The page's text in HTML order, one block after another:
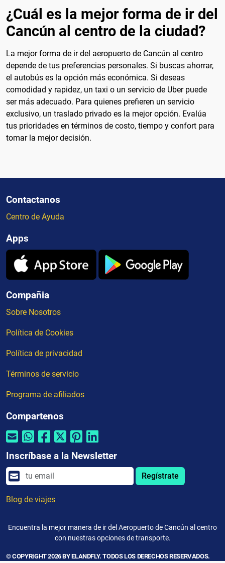
¿Cuál es la mejor forma de ir del
Cancún al centro de la ciudad?
La mejor forma de ir del aeropuerto de Cancún al centro
depende de tus preferencias personales. Si buscas ahorrar,
el autobús es la opción más económica. Si deseas
comodidad y rapidez, un taxi o un servicio de Uber puede
ser más adecuado. Para quienes prefieren un servicio
exclusivo, un traslado privado es la mejor opción. Evalúa
tus prioridades en términos de costo, tiempo y confort para
tomar la mejor decisión.
Contactanos
Centro de Ayuda
Apps
Compañia
Sobre Nosotros
Política de Cookies
Política de privacidad
Términos de servicio
Programa de afiliados
Compartenos
Inscríbase a la Newsletter
Regístrate
Blog de viajes
Encuentra la mejor manera de ir del Aeropuerto de Cancún al centro
con nuestras opciones de transporte.
© COPYRIGHT 2026 BY ELANDFLY. TODOS LOS DERECHOS RESERVADOS.